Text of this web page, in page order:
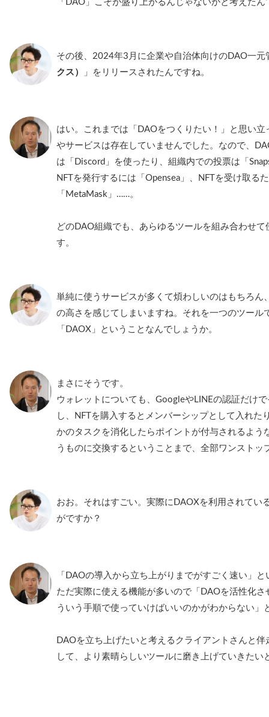
「DAO」こそが盛り上がるんじゃないかと考えたん
その後、2024年3月に企業や自治体向けのDAO一元
クス）
」をリリースされたんですね。
はい。これまでは「DAOをつくりたい！」と思い
やサービスは存在していませんでした。なので、
は「Discord」を使ったり、組織内での投票は「
NFTを発行するには「Opensea」、NFTを受け取る
「MetaMask」……。
どのDAO組織でも、あらゆるツールを組み合わせ
す。
単純に使うサービスが多くて煩わしいのはもちろん
の高さを感じてしまいますね。それを一つのツール
「DAOX」ということなんでしょうか。
まさにそうです。
ウォレットについても、GoogleやLINEの認証だけ
し、NFTを購入するとメンバーシップとして入れた
かのタスクを消化したらポイントが付与されるよう
うものに交換するということまで、全部ワンストッ
おお。それはすごい。実際にDAOXを利用されてい
がですか？
「DAOの導入から立ち上がりまでがすごく速い」
ただ実際に使える機能が多いので「DAOを活性化
ういう手順で使っていけばいいのかがわからない」
DAOを立ち上げたいと考えるクライアントさんと
して、より素晴らしいツールに磨き上げていきたい